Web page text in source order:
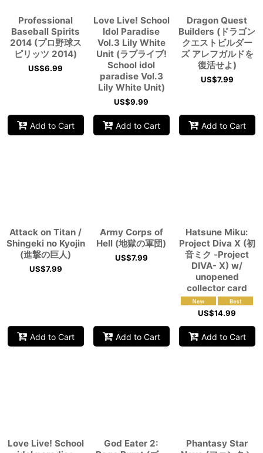
Professional
Baseball Spirits
2014 (プロ野球ス
ピリッツ 2014)
US$6.99
Add to Cart
Love Live! School
Idol Paradise
Vol.3 Lily White
Unit (ラブライブ!
School idol
paradise Vol.3
Lily White Unit)
US$9.99
Add to Cart
Dragon Quest
Builders (ドラゴン
クエストビルダー
ズ アレフガルドを
復活せよ)
US$7.99
Add to Cart
Attack on Titan /
Shingeki no Kyojin
(進撃の巨人)
US$7.99
Add to Cart
Army Corps of
Hell (地獄の軍団)
US$7.99
Add to Cart
Hatsune Miku:
Project Diva X (初
音ミク -Project
DIVA- X) w/
unopened
collector card
US$14.99
Add to Cart
Love Live! School
God Eater 2:
Phantasy Star